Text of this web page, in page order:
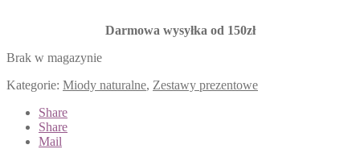
Darmowa wysyłka od 150zł
Brak w magazynie
Kategorie: Miody naturalne, Zestawy prezentowe
Share
Share
Mail